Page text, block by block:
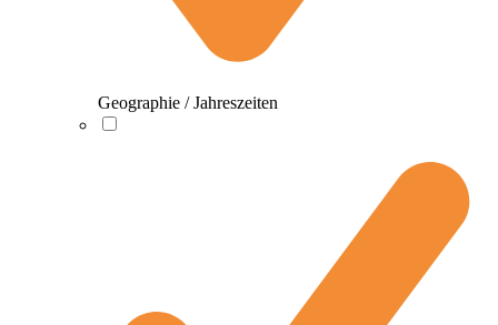
Geographie / Jahreszeiten